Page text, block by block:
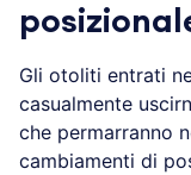
Gli otoliti entrati
casualmente
che permarranno
cambiamenti di